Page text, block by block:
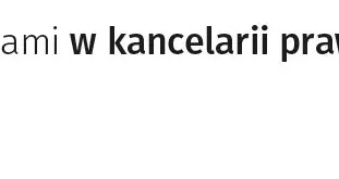
się w nowej karcie